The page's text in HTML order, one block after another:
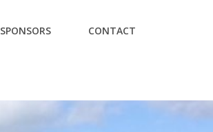
SPONSORS CONTACT